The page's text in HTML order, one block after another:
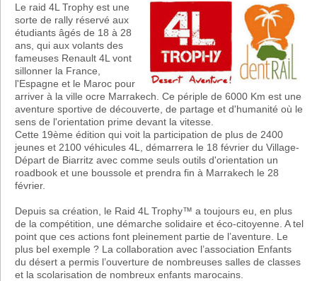
Le raid 4L Trophy est une
sorte de rally réservé aux
étudiants âgés de 18 à 28
ans, qui aux volants des
fameuses Renault 4L vont
sillonner la France,
l'Espagne et le Maroc pour
arriver à la ville ocre Marrakech. Ce périple de 6000 Km est une
aventure sportive de découverte, de partage et d'humanité où le
sens de l'orientation prime devant la vitesse.
Cette 19ème édition qui voit la participation de plus de 2400
jeunes et 2100 véhicules 4L, démarrera le 18 février du Village-
Départ de Biarritz avec comme seuls outils d'orientation un
roadbook et une boussole et prendra fin à Marrakech le 28
février.
Depuis sa création, le Raid 4L Trophy™ a toujours eu, en plus
de la compétition, une démarche solidaire et éco-citoyenne. A tel
point que ces actions font pleinement partie de l’aventure. Le
plus bel exemple ? La collaboration avec l’association Enfants
du désert a permis l’ouverture de nombreuses salles de classes
et la scolarisation de nombreux enfants marocains.